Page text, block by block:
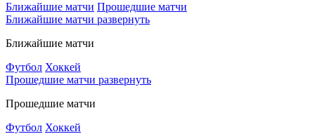
Ближайшие матчи Прошедшие матчи
Ближайшие матчи развернуть
Ближайшие матчи
Футбол Хоккей
Прошедшие матчи развернуть
Прошедшие матчи
Футбол Хоккей